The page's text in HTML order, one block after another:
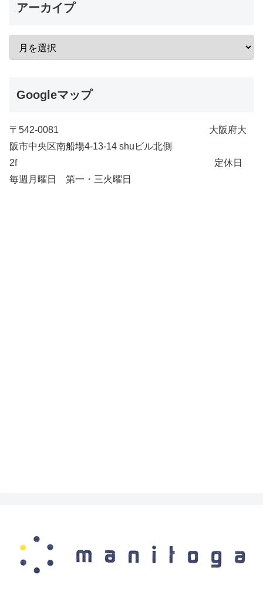
アーカイプ
Googleマップ
〒542-0081 大阪府大
阪市中央区南船場4-13-14 shuビル北側
2f 定休日
毎週月曜日 第一・三火曜日